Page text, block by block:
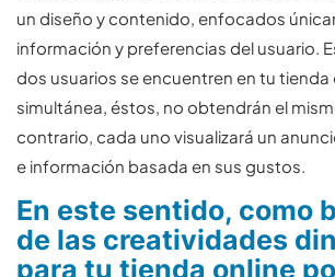
un diseño y contenido, enfocados
información y preferencias del usuario.
dos usuarios se encuentren en tu tienda
simultánea, éstos, no obtendrán el
contrario, cada uno visualizará un
e información basada en sus gustos.
En este sentido, como
de las creatividades
para tu tienda online